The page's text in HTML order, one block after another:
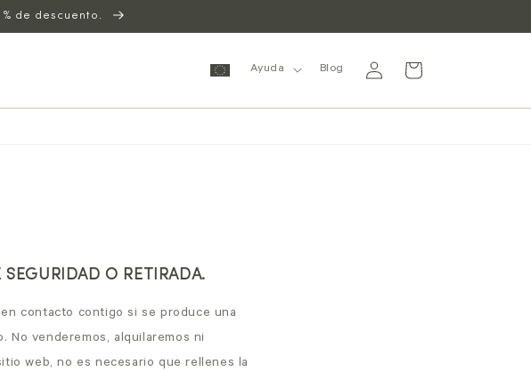
de descuento.
Ayuda Blog
sesión
Carrito
SEGURIDAD O RETIRADA.
contacto contigo si se produce una
No venderemos, alquilaremos ni
web, no es necesario que rellenes la